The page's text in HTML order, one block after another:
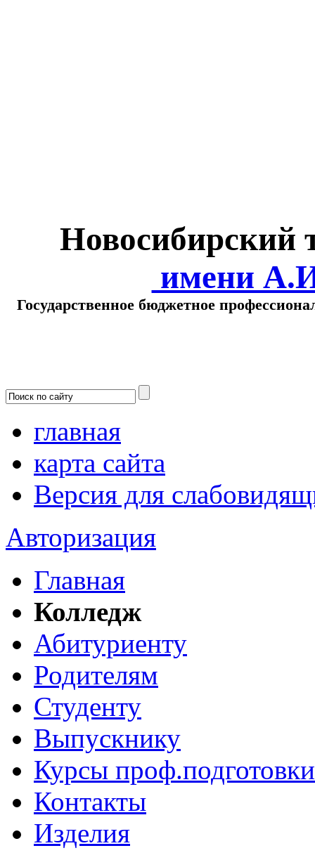
Новосибирский
имени
Государственное бюджетное
главная
карта сайта
Версия для
Авторизация
Главная
Колледж
Абитуриенту
Родителям
Студенту
Выпускнику
Курсы проф.подготовки
Контакты
Изделия